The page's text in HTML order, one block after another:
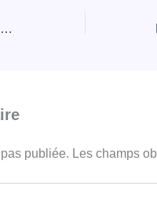
Newsletter 2021/09/1 | Invitation à payer la cotisation solidaire 2021-2022
publiée. Les champs